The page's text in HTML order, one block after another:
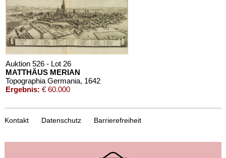
Auktion 526 - Lot 26
MATTHÄUS MERIAN
Topographia Germania, 1642
Ergebnis: € 60.000
Kontakt Datenschutz Barrierefreiheit